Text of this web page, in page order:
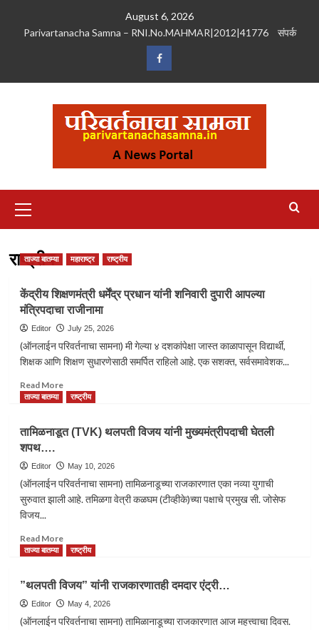
August 6, 2026
Parivartanacha Samna – RNI.No.MAHMAR|2012|41776
संपर्क
Facebook
Menu
राष्ट्रीय
ताज्या बातम्या महाराष्ट्र राष्ट्रीय
केंद्रीय शिक्षणमंत्री धर्मेंद्र प्रधान यांनी शनिवारी दुपारी आपल्या
मंत्रिपदाचा राजीनामा
Editor July 25, 2026
(ऑनलाईन परिवर्तनाचा सामना) मी गेल्या ४ दशकांपेक्षा जास्त काळापासून विद्यार्थी,
शिक्षक आणि शिक्षण सुधारणेसाठी समर्पित राहिलो आहे. एक सशक्त, सर्वसमावेशक...
Read MoreRead
more
शिक्षणमंत्री
प्रधान
यांनी
शनिवारी
दुपारी
राजीनामा
ताज्या बातम्या राष्ट्रीय
तामिळनाडूत (TVK) थलपती विजय यांनी मुख्यमंत्रीपदाची घेतली
शपथ….
Editor May 10, 2026
(ऑनलाईन परिवर्तनाचा सामना) तामिळनाडूच्या राजकारणात एका नव्या युगाची
सुरुवात झाली आहे. तमिळगा वेत्री कळघम (टीव्हीके)च्या पक्षाचे प्रमुख सी. जोसेफ
विजय...
Read MoreRead
more
तामिळनाडूत
(TVK)
थलपती
विजय
ताज्या बातम्या राष्ट्रीय
”थलपती विजय” यांनी राजकारणातही दमदार एंट्री…
Editor May 4, 2026
(ऑनलाईन परिवर्तनाचा सामना) तामिळानाडूच्या राजकारणात आज महत्त्वाचा दिवस.